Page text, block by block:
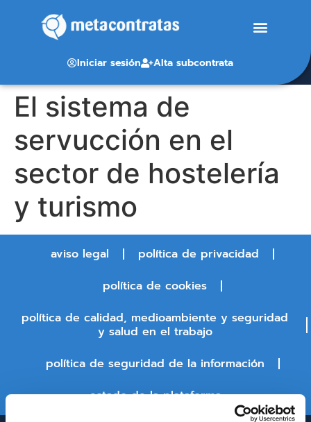
Iniciar sesión Alta subcontrata
El sistema de
servucción en el
sector de hostelería
y turismo
aviso legal
política de privacidad
política de cookies
política de calidad, medioambiente y seguridad
y salud en el trabajo
política de seguridad de la información
estado de la plataforma